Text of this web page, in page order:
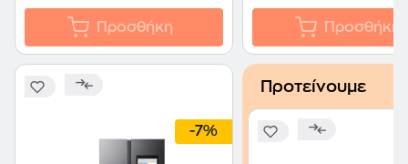
Προσθήκη Προσθήκη
-7%
Προτείνουμε